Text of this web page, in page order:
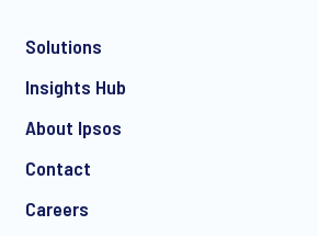
Solutions
Insights Hub
About Ipsos
Contact
Careers